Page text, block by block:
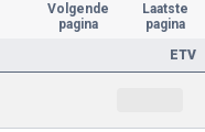
Volgende
pagina
Laatste
pagina
ETV